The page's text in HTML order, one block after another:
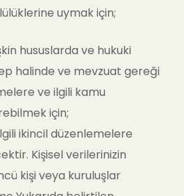
uymak için;
hususlarda ve hukuki
halinde ve mevzuat gereği
ve ilgili kamu
için;
ikincil düzenlemelere
Kişisel verilerinizin
kişi veya kuruluşlar